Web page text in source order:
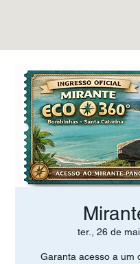
ter., 26 de mai.
Garanta acesso a um